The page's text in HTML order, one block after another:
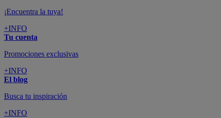
¡Encuentra la tuya!
+INFO
Tu cuenta
Promociones exclusivas
+INFO
El blog
Busca tu inspiración
+INFO